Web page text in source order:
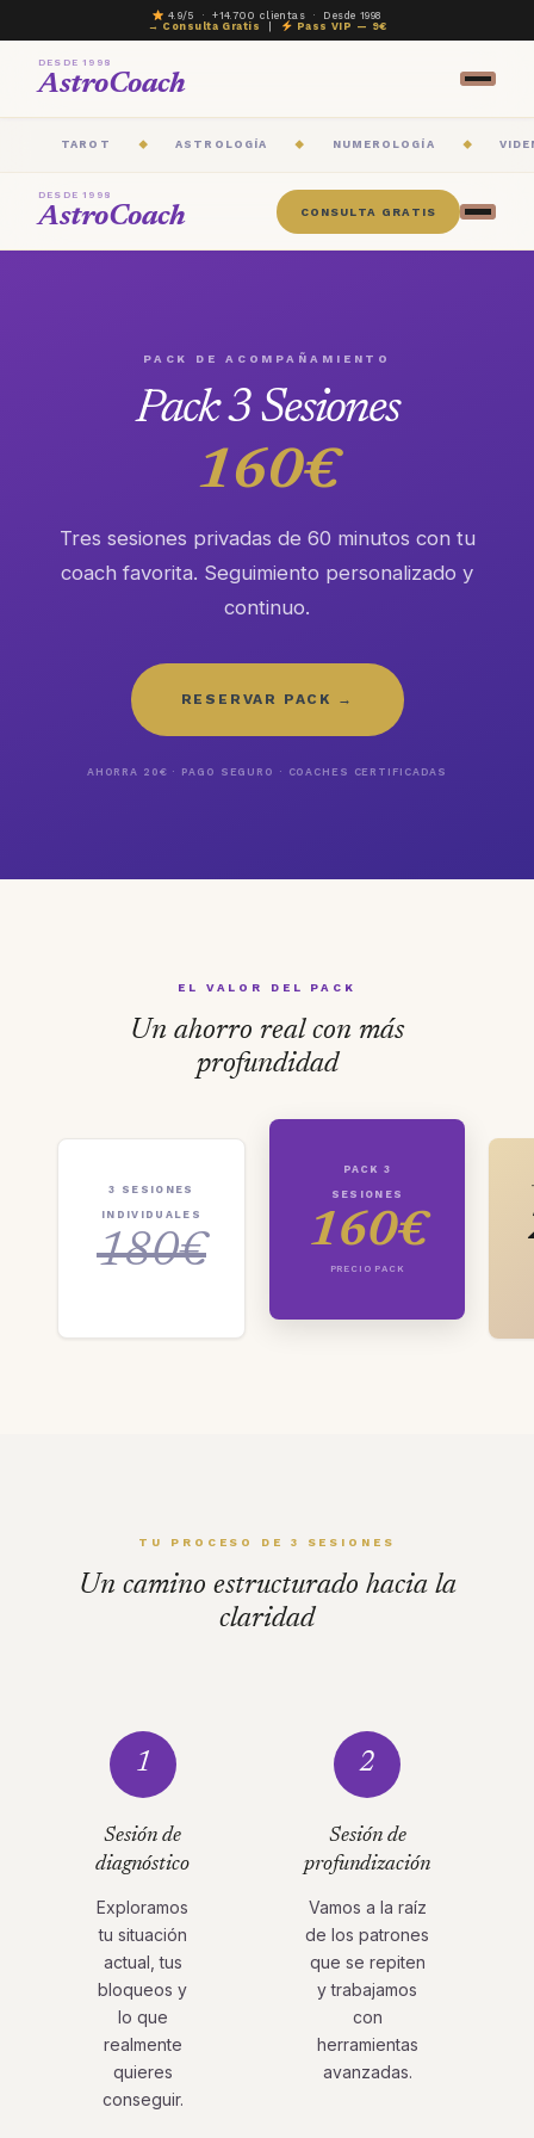
4.9/5 · +14.700 clientas · Desde 1998
→ Consulta Gratis
Pass VIP — 9€
DESDE 1998
AstroCoach
TAROT ◆ ASTROLOGÍA ◆ NUMEROLOGÍA ◆
DESDE 1998
AstroCoach CONSULTA GRATIS
PACK DE ACOMPAÑAMIENTO
Pack 3 Sesiones
160€
Tres sesiones privadas de 60 minutos con tu
coach favorita. Seguimiento personalizado y
continuo.
RESERVAR PACK →
AHORRA 20€ · PAGO SEGURO · COACHES CERTIFICADAS
EL VALOR DEL PACK
Un ahorro real con más
profundidad
3 SESIONES
INDIVIDUALES
180€
PACK 3
SESIONES
160€
PRECIO PACK
TU PROCESO DE 3 SESIONES
Un camino estructurado hacia la
claridad
1
Sesión de
diagnóstico
Exploramos
tu situación
actual, tus
bloqueos y
lo que
realmente
quieres
conseguir.
2
Sesión de
profundización
Vamos a la raíz
de los patrones
que se repiten
y trabajamos
con
herramientas
avanzadas.